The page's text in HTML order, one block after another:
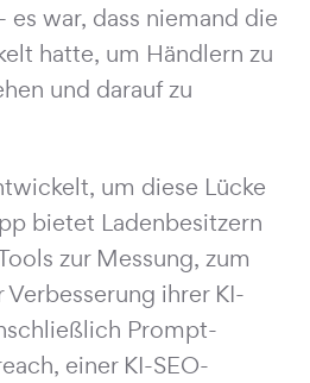
war, dass niemand die
hatte, um Händlern zu
und darauf zu
um diese Lücke
bietet Ladenbesitzern
zur Messung, zum
ihrer KI-
Prompt-
einer KI-SEO-